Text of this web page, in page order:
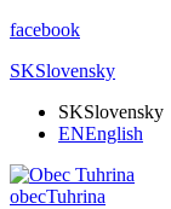
facebook
SKSlovensky
SKSlovensky
ENEnglish
obecTuhrina